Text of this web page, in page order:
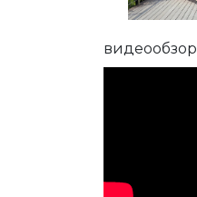
видеообзор